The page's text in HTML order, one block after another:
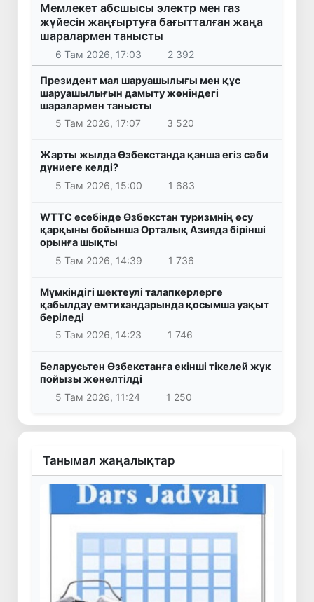
Мемлекет абсшысы электр мен газ
жүйесін жаңғыртуға бағытталған жаңа
шаралармен танысты
6 Там 2026, 17:03 2 392
Президент мал шаруашылығы мен құс
шаруашылығын дамыту жөніндегі
шаралармен танысты
5 Там 2026, 17:07
3 520
Жарты жылда Өзбекстанда қанша егіз сәби
дүниеге келді?
5 Там 2026, 15:00
1 683
WTTC есебінде Өзбекстан туризмнің өсу
қарқыны бойынша Орталық Азияда бірінші
орынға шықты
5 Там 2026, 14:39
1 736
Мүмкіндігі шектеулі талапкерлерге
қабылдау емтихандарында қосымша уақыт
беріледі
5 Там 2026, 14:23
1 746
Беларусьтен Өзбекстанға екінші тікелей жүк
пойызы жөнелтілді
5 Там 2026, 11:24
1 250
Танымал жаңалықтар